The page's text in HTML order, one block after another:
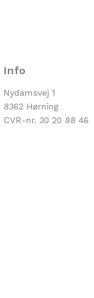
Info
Nydamsvej 1
8362 Hørning
CVR-nr. 30 20 88 46